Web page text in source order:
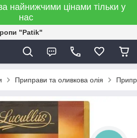
найнижчими цінами тільки у
нас
"Patik"
Приправи та оливкова олія